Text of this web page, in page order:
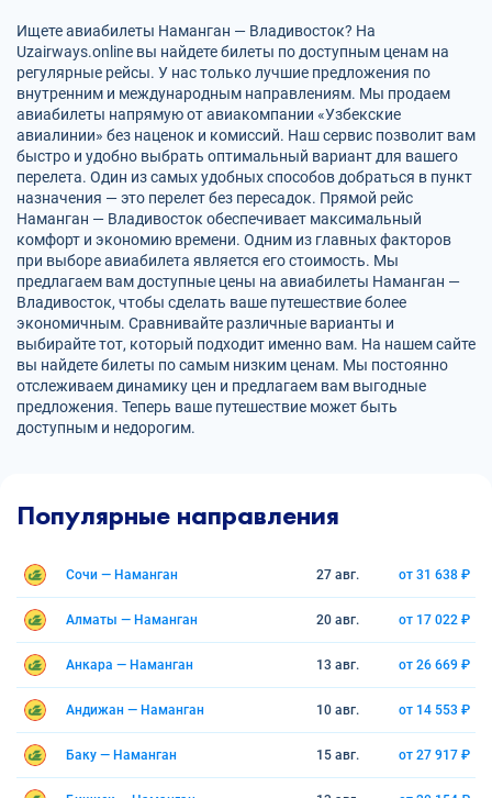
Ищете авиабилеты Наманган — Владивосток? На
Uzairways.online вы найдете билеты по доступным ценам на
регулярные рейсы. У нас только лучшие предложения по
внутренним и международным направлениям. Мы продаем
авиабилеты напрямую от авиакомпании «Узбекские
авиалинии» без наценок и комиссий. Наш сервис позволит вам
быстро и удобно выбрать оптимальный вариант для вашего
перелета. Один из самых удобных способов добраться в пункт
назначения — это перелет без пересадок. Прямой рейс
Наманган — Владивосток обеспечивает максимальный
комфорт и экономию времени. Одним из главных факторов
при выборе авиабилета является его стоимость. Мы
предлагаем вам доступные цены на авиабилеты Наманган —
Владивосток, чтобы сделать ваше путешествие более
экономичным. Сравнивайте различные варианты и
выбирайте тот, который подходит именно вам. На нашем сайте
вы найдете билеты по самым низким ценам. Мы постоянно
отслеживаем динамику цен и предлагаем вам выгодные
предложения. Теперь ваше путешествие может быть
доступным и недорогим.
Популярные направления
Сочи — Наманган 27 авг. от 31 638 ₽
Алматы — Наманган 20 авг. от 17 022 ₽
Анкара — Наманган 13 авг. от 26 669 ₽
Андижан — Наманган 10 авг. от 14 553 ₽
Баку — Наманган 15 авг. от 27 917 ₽